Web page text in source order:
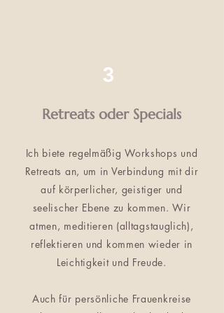
3
Retreats oder Specials
Ich biete regelmäßig Workshops und
Retreats an, um in Verbindung mit dir
auf körperlicher, geistiger und
seelischer Ebene zu kommen. Wir
atmen, meditieren (alltagstauglich),
reflektieren und kommen wieder in
Leichtigkeit und Freude.
Auch für persönliche Frauenkreise